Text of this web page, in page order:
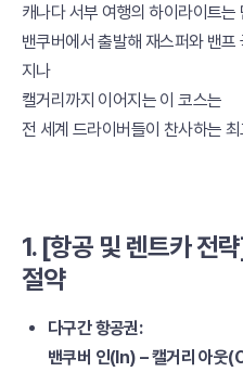
캐나다 서부 여행의 하이라이트
밴쿠버에서 출발해 재스퍼와 밴
지나
캘거리까지 이어지는 이 코스는
전 세계 드라이버들이 찬사하는
1. [항공 및 렌트카 전
절약
다구간 항공권:
밴쿠버 인(In) – 캘거리 아웃